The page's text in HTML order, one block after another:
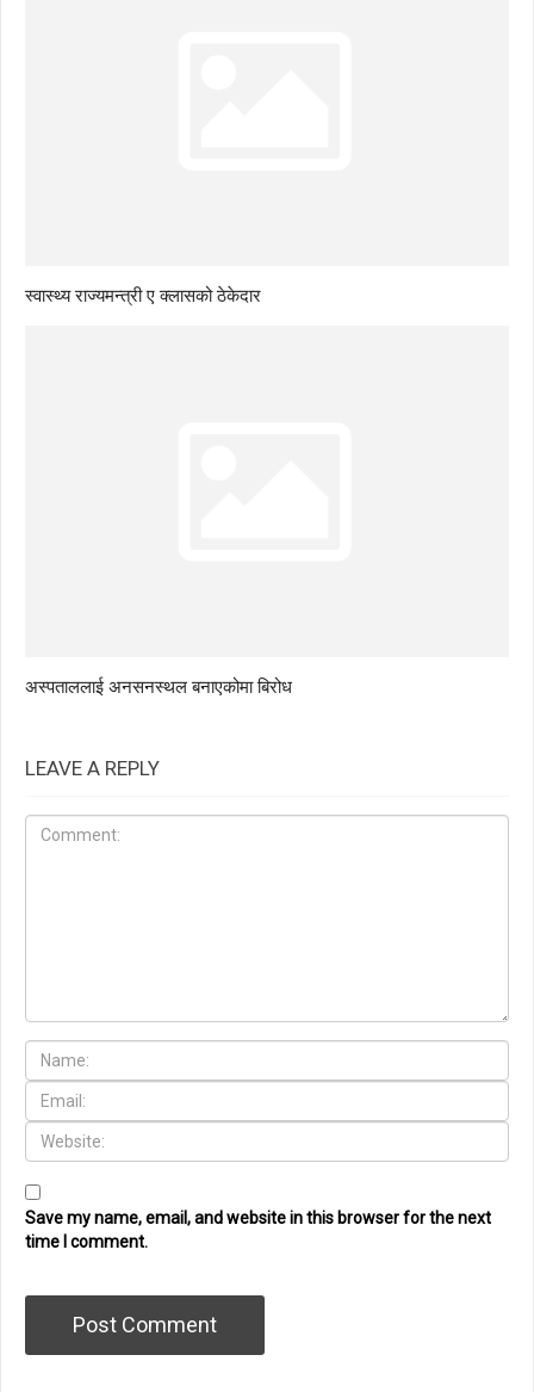
स्वास्थ्य राज्यमन्त्री ए क्लासको ठेकेदार
अस्पताललाई अनसनस्थल बनाएकोमा बिरोध
LEAVE A REPLY
Save my name, email, and website in this browser for the next
time I comment.